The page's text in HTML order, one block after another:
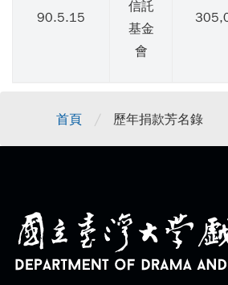
90.5.15
信託
基金
會
首頁 / 歷年捐款芳名錄